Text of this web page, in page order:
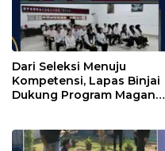
Dari Seleksi Menuju
Kompetensi, Lapas Binjai
Dukung Program Magang